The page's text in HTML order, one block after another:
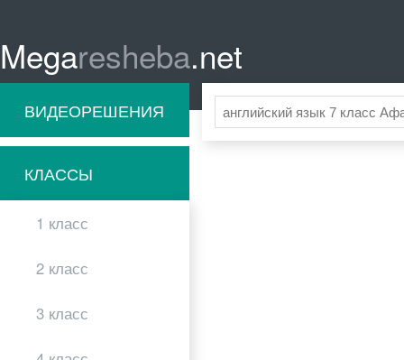
Megaresheba.net
ВИДЕОРЕШЕНИЯ
КЛАССЫ
1 класс
2 класс
3 класс